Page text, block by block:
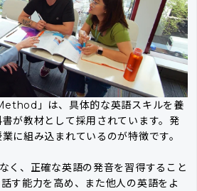
」は、具体的な英語スキルを養
が教材として採用されています。発
に組み込まれているのが特徴です。
く、正確な英語の発音を習得すること
す能力を高め、また他人の英語をよ